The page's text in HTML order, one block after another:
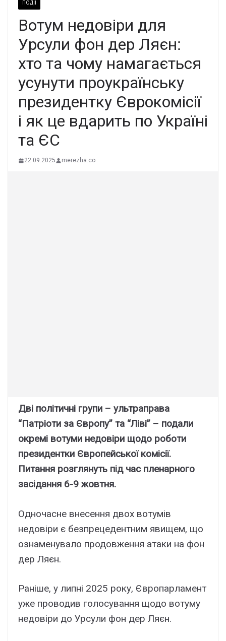
ПОДІЇ
Вoтум недoвіри для
Уpсули фон деp Ляєн:
xто та чому намaгається
усyнути пpоукpаїнську
пpезидентку Євpокомісії
і як це вдаpить по Укpаїні
та ЄС
22.09.2025 merezha.co
Дві політичні групи – ультраправа
“Патріоти за Європу” та “Ліві” – подали
окремі вотуми недовіри щодо роботи
президентки Європейської комісії.
Питання розглянуть під час пленарного
засідання 6-9 жовтня.
Одночасне внесення двох вотумів
недовіри є безпрецедентним явищем, що
ознаменувало продовження атаки на фон
дер Ляєн.
Раніше, у липні 2025 року, Європарламент
уже проводив голосування щодо вотуму
недовіри до Урсули фон дер Ляєн.